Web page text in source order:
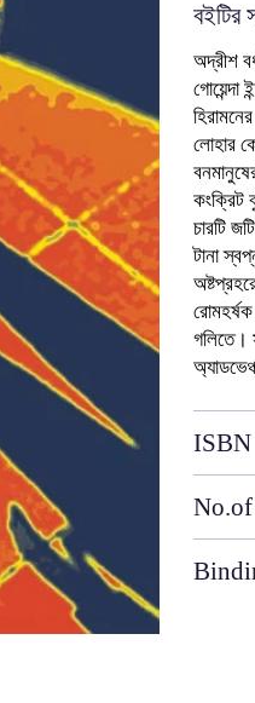
বইটির
অদ্রীশ
গোয়েন্দা
লোহার
কংক্রিট
চারটি
টানা
গলিতে।
ISBN
No.of